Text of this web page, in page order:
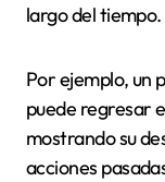
largo del tiempo.
Por ejemplo, un
puede regresar
mostrando su
acciones